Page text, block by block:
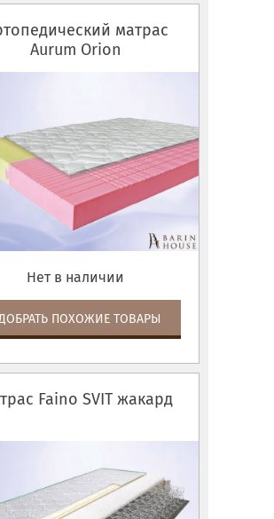
матрас
Aurum Orion
Нет в наличии
ПОХОЖИЕ ТОВАРЫ
Faino SVIT жакард